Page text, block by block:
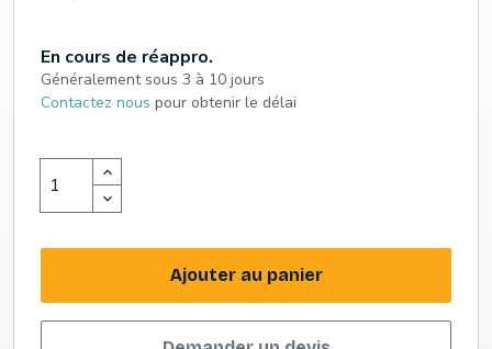
En cours de réappro.
Généralement sous 3 à 10 jours
Contactez nous pour obtenir le délai
Ajouter au panier